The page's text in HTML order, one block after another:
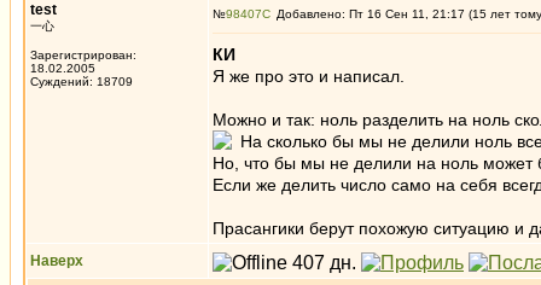
test
一心
Зарегистрирован:
18.02.2005
Суждений: 18709
№98407 Добавлено: Пт 16 Сен 11, 21:17 (15 лет
КИ
Я же про это и написал.
Можно и так: ноль разделить на ноль
На сколько бы мы не делили ноль
Но, что бы мы не делили на ноль может
Если же делить число само на себя
Прасангики берут похожую ситуацию и
Наверх